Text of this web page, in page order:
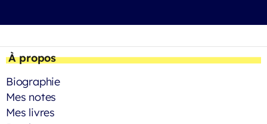
À propos
Biographie
Mes notes
Mes livres